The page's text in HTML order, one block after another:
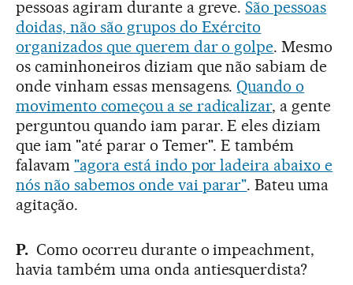
pessoas agiram durante a greve.São pessoas
doidas, não são grupos do Exército
organizados que querem dar o golpe. Mesmo
os caminhoneiros diziam que não sabiam de
onde vinham essas mensagens.Quando o
movimento começou a se radicalizar, a gente
perguntou quando iam parar. E eles diziam
que iam "até parar o Temer". E também
falavam "agora está indo por ladeira abaixo e
nós não sabemos onde vai parar". Bateu uma
agitação.
P.Como ocorreu durante o impeachment,
havia também uma onda antiesquerdista?